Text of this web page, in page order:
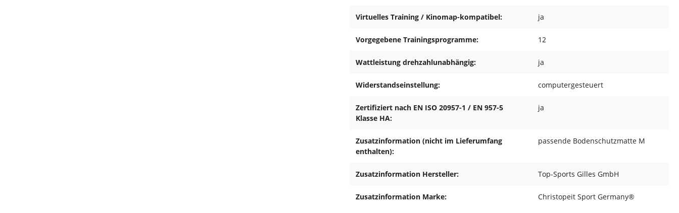
Virtuelles Training / Kinomap-kompatibel: ja
Vorgegebene Trainingsprogramme: 12
Wattleistung drehzahlunabhängig: ja
Widerstandseinstellung: computergesteuert
Zertifiziert nach EN ISO 20957-1 / EN 957-5
Klasse HA:
ja
Zusatzinformation (nicht im Lieferumfang
enthalten):
passende Bodenschutzmatte M
Zusatzinformation Hersteller: Top-Sports Gilles GmbH
Zusatzinformation Marke: Christopeit Sport Germany®